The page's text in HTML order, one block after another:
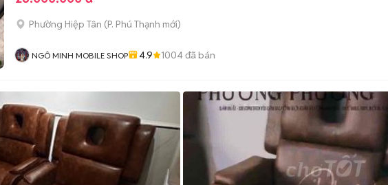
Phường Hiệp Tân (P. Phú Thạnh mới)
NGÔ MINH MOBILE SHOP 4.9 1004đã bán